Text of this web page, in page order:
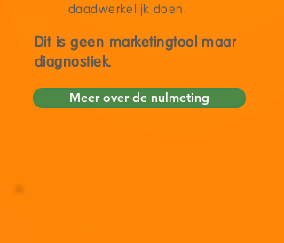
daadwerkelijk doen.
Dit is geen marketingtool maar
diagnostiek.
Meer over de nulmeting